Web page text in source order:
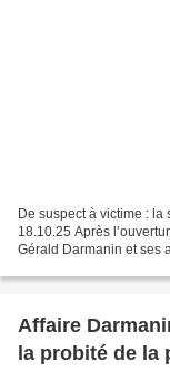
De suspect à victime :
18.10.25 Après
Gérald Darmanin et ses
Affaire
la probité de la